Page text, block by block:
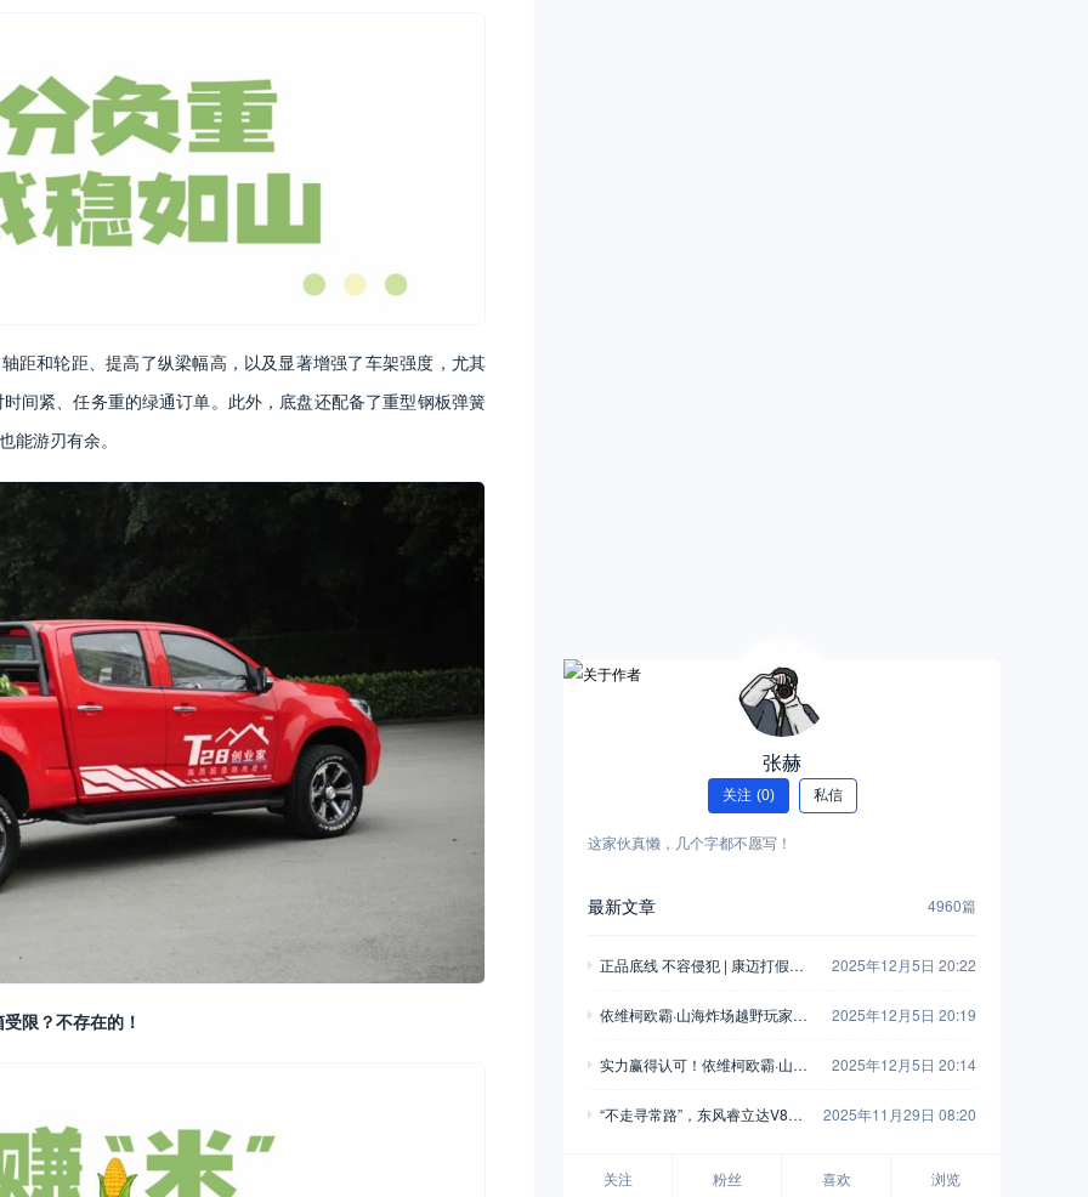
距和轮距、提高了纵梁幅高，以及显著增强了车架强度，尤其
间紧、任务重的绿通订单。此外，底盘还配备了重型钢板弹簧
能游刃有余。
限？不存在的！
张赫
关注 (0) 私信
这家伙真懒，几个字都不愿写！
最新文章 4960篇
正品底线 不容侵犯 | 康迈打假胜
2025年12月5日 20:22
依维柯欧霸·山海炸场越野玩家车
2025年12月5日 20:19
实力赢得认可！依维柯欧霸·山海
2025年12月5日 20:14
“不走寻常路”，东风睿立达V8E
2025年11月29日 08:20
关注 粉丝 喜欢 浏览